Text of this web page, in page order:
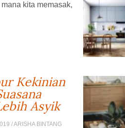
kita memasak,
Kekinian
Asyik
/ ARISHA BINTANG